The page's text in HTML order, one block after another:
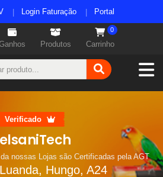
Login Faturação Portal
Produtos Carrinho
0
Verificado
nossas Lojas são Certificadas pela AGT
Hungo, A24